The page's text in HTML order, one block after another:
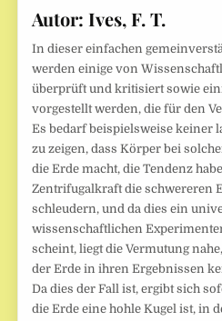
Autor: Ives, F. T.
In dieser einfachen
werden einige von
überprüft und kritisiert sowie
vorgestellt werden, die für den
Es bedarf beispielsweise keiner
zu zeigen, dass Körper bei
die Erde macht, die Tendenz
Zentrifugalkraft die schwereren
schleudern, und da dies ein
wissenschaftlichen
scheint, liegt die Vermutung
der Erde in ihren Ergebnissen
Da dies der Fall ist, ergibt sich
die Erde eine hohle Kugel ist, in